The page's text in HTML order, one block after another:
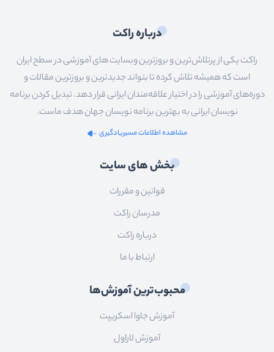
درباره راکت
راکت یکی از پرتلاش‌ترین و بروزترین وبسایت های آموزشی در سطح ایران
است که همیشه تلاش کرده تا بتواند جدیدترین و بروزترین مقالات و
دوره‌های آموزشی را در اختیار علاقه‌مندان ایرانی قرار دهد. تبدیل کردن برنامه
نویسان ایرانی به بهترین برنامه نویسان جهان هدف ماست.
مشاهده اطلاعات مسیریادگیری
بخش های سایت
قوانین و مقررات
مدرسان راکت
درباره راکت
ارتباط با ما
محبوب‌ترین آموزش‌ها
آموزش جاوا اسکریپت
آموزش لاراول